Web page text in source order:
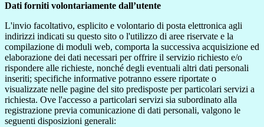
Dati forniti volontariamente dall’utente
L'invio facoltativo, esplicito e volontario di posta elettronica agli
indirizzi indicati su questo sito o l'utilizzo di aree riservate e la
compilazione di moduli web, comporta la successiva acquisizione ed
elaborazione dei dati necessari per offrire il servizio richiesto e/o
rispondere alle richieste, nonché degli eventuali altri dati personali
inseriti; specifiche informative potranno essere riportate o
visualizzate nelle pagine del sito predisposte per particolari servizi a
richiesta. Ove l'accesso a particolari servizi sia subordinato alla
registrazione previa comunicazione di dati personali, valgono le
seguenti disposizioni generali: